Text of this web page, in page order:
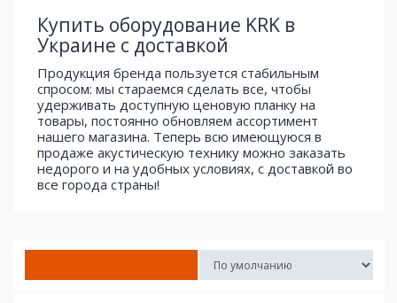
Купить оборудование KRK в
Украине с доставкой
Продукция бренда пользуется стабильным
спросом: мы стараемся сделать все, чтобы
удерживать доступную ценовую планку на
товары, постоянно обновляем ассортимент
нашего магазина. Теперь всю имеющуюся в
продаже акустическую технику можно заказать
недорого и на удобных условиях, с доставкой во
все города страны!